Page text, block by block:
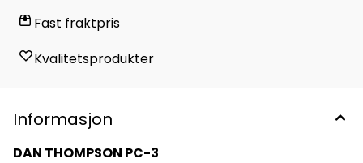
Fast fraktpris
Kvalitetsprodukter
Informasjon
DAN THOMPSON PC-3